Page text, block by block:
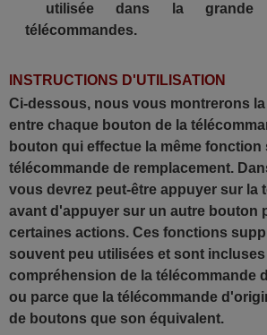
utilisée dans la grande
télécommandes.
INSTRUCTIONS D'UTILISATION
Ci-dessous, nous vous montrerons
entre chaque bouton de la
bouton qui effectue la même fonction
télécommande de remplacement.
vous devrez peut-être appuyer sur la
avant d'appuyer sur un autre bouton
certaines actions. Ces fonctions
souvent peu utilisées et sont
compréhension de la télécommande
ou parce que la télécommande
de boutons que son équivalent.